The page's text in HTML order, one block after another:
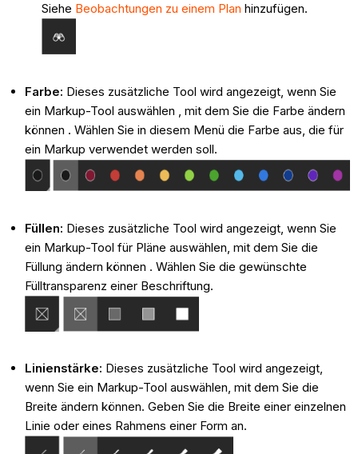
Siehe Beobachtungen zu einem Plan hinzufügen.
Farbe: Dieses zusätzliche Tool wird angezeigt, wenn Sie
ein Markup-Tool auswählen , mit dem Sie die Farbe ändern
können . Wählen Sie in diesem Menü die Farbe aus, die für
ein Markup verwendet werden soll.
Füllen: Dieses zusätzliche Tool wird angezeigt, wenn Sie
ein Markup-Tool für Pläne auswählen, mit dem Sie die
Füllung ändern können . Wählen Sie die gewünschte
Fülltransparenz einer Beschriftung.
Linienstärke: Dieses zusätzliche Tool wird angezeigt,
wenn Sie ein Markup-Tool auswählen, mit dem Sie die
Breite ändern können. Geben Sie die Breite einer einzelnen
Linie oder eines Rahmens einer Form an.